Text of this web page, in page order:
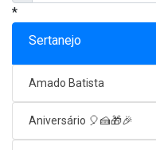
*
Sertanejo
Amado Batista
Aniversário 🎈🍰🎁🎉